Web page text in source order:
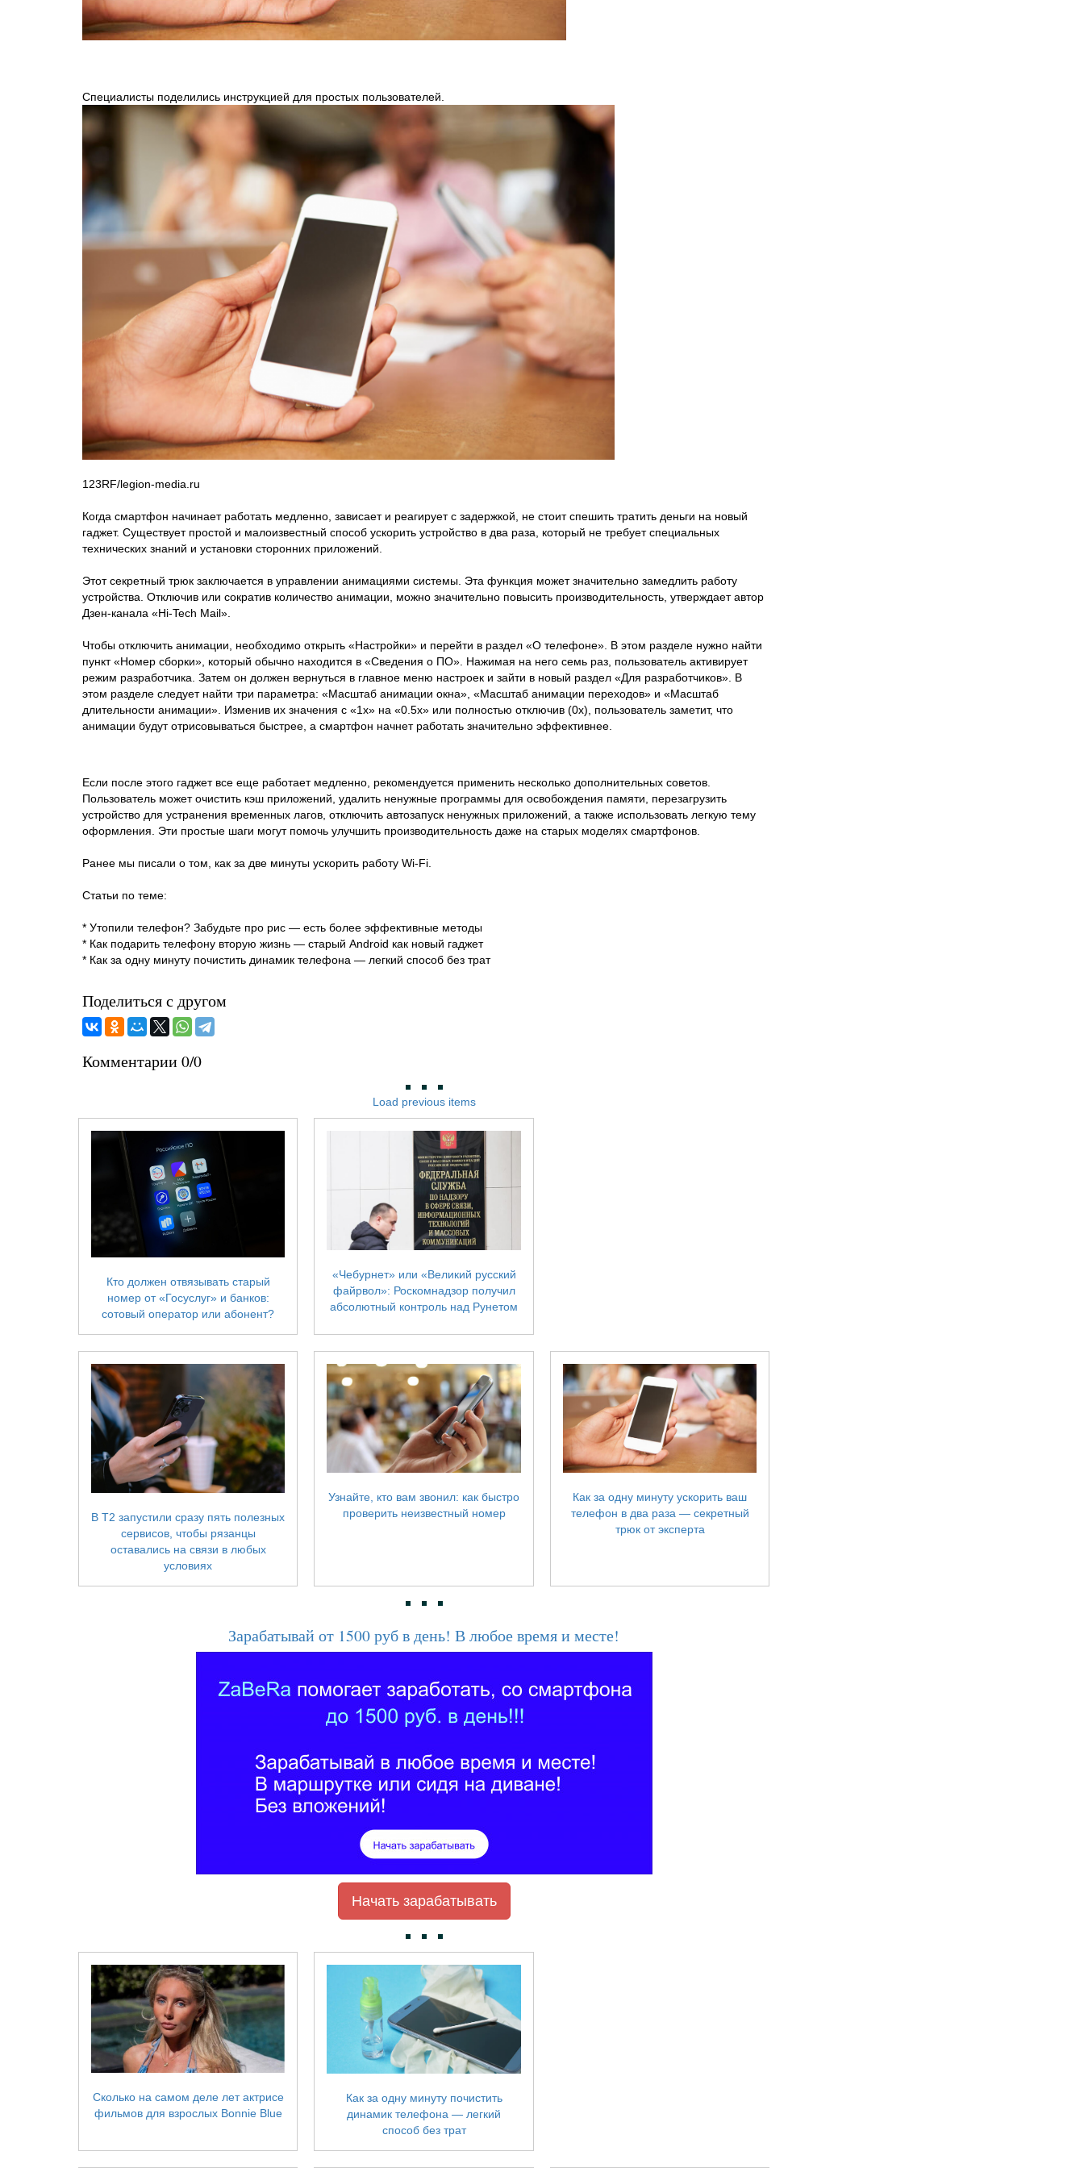
Специалисты поделились инструкцией для простых пользователей.
123RF/legion-media.ru
Когда смартфон начинает работать медленно, зависает и реагирует с задержкой, не стоит спешить тратить деньги на новый
гаджет. Существует простой и малоизвестный способ ускорить устройство в два раза, который не требует специальных
технических знаний и установки сторонних приложений.
Этот секретный трюк заключается в управлении анимациями системы. Эта функция может значительно замедлить работу
устройства. Отключив или сократив количество анимации, можно значительно повысить производительность, утверждает автор
Дзен-канала «Hi-Tech Mail».
Чтобы отключить анимации, необходимо открыть «Настройки» и перейти в раздел «О телефоне». В этом разделе нужно найти
пункт «Номер сборки», который обычно находится в «Сведения о ПО». Нажимая на него семь раз, пользователь активирует
режим разработчика. Затем он должен вернуться в главное меню настроек и зайти в новый раздел «Для разработчиков». В
этом разделе следует найти три параметра: «Масштаб анимации окна», «Масштаб анимации переходов» и «Масштаб
длительности анимации». Изменив их значения с «1x» на «0.5x» или полностью отключив (0x), пользователь заметит, что
анимации будут отрисовываться быстрее, а смартфон начнет работать значительно эффективнее.
Если после этого гаджет все еще работает медленно, рекомендуется применить несколько дополнительных советов.
Пользователь может очистить кэш приложений, удалить ненужные программы для освобождения памяти, перезагрузить
устройство для устранения временных лагов, отключить автозапуск ненужных приложений, а также использовать легкую тему
оформления. Эти простые шаги могут помочь улучшить производительность даже на старых моделях смартфонов.
Ранее мы писали о том, как за две минуты ускорить работу Wi-Fi.
Статьи по теме:
* Утопили телефон? Забудьте про рис — есть более эффективные методы
* Как подарить телефону вторую жизнь — старый Android как новый гаджет
* Как за одну минуту почистить динамик телефона — легкий способ без трат
Поделиться с другом
Комментарии 0/0
Load previous items
Кто должен отвязывать старый
номер от «Госуслуг» и банков:
сотовый оператор или абонент?
«Чебурнет» или «Великий русский
файрвол»: Роскомнадзор получил
абсолютный контроль над Рунетом
В T2 запустили сразу пять полезных
сервисов, чтобы рязанцы
оставались на связи в любых
условиях
Узнайте, кто вам звонил: как быстро
проверить неизвестный номер
Как за одну минуту ускорить ваш
телефон в два раза — секретный
трюк от эксперта
Зарабатывай от 1500 руб в день! В любое время и месте!
Начать зарабатывать
Сколько на самом деле лет актрисе
фильмов для взрослых Bonnie Blue
Как за одну минуту почистить
динамик телефона — легкий
способ без трат